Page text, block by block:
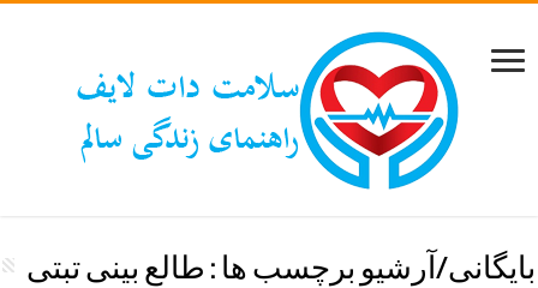
بایگانی/آرشیو برچسب ها : طالع بینی تبتی